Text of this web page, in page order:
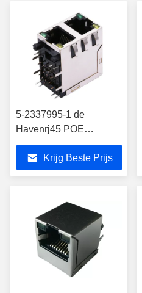
5-2337995-1 de
Havenrj45 POE
Schakelaar van
LPJ17444AHNL 2X1
Krijg Beste Prijs